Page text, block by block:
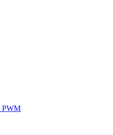
ماژول درایو موتور و PWM